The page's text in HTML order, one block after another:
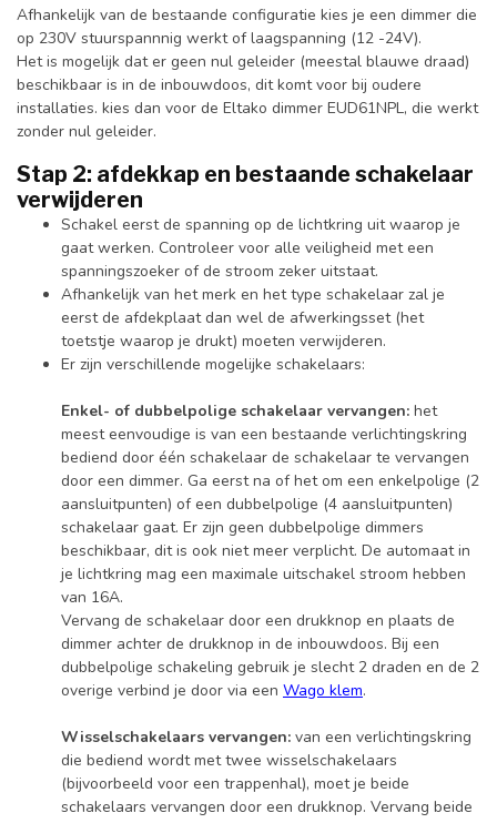
Afhankelijk van de bestaande configuratie kies je een dimmer die
op 230V stuurspannnig werkt of laagspanning (12 -24V).
Het is mogelijk dat er geen nul geleider (meestal blauwe draad)
beschikbaar is in de inbouwdoos, dit komt voor bij oudere
installaties. kies dan voor de Eltako dimmer EUD61NPL, die werkt
zonder nul geleider.
Stap 2: afdekkap en bestaande schakelaar
verwijderen
Schakel eerst de spanning op de lichtkring uit waarop je
gaat werken. Controleer voor alle veiligheid met een
spanningszoeker of de stroom zeker uitstaat.
Afhankelijk van het merk en het type schakelaar zal je
eerst de afdekplaat dan wel de afwerkingsset (het
toetstje waarop je drukt) moeten verwijderen.
Er zijn verschillende mogelijke schakelaars:
Enkel- of dubbelpolige schakelaar vervangen: het
meest eenvoudige is van een bestaande verlichtingskring
bediend door één schakelaar de schakelaar te vervangen
door een dimmer. Ga eerst na of het om een enkelpolige (2
aansluitpunten) of een dubbelpolige (4 aansluitpunten)
schakelaar gaat. Er zijn geen dubbelpolige dimmers
beschikbaar, dit is ook niet meer verplicht. De automaat in
je lichtkring mag een maximale uitschakel stroom hebben
van 16A.
Vervang de schakelaar door een drukknop en plaats de
dimmer achter de drukknop in de inbouwdoos. Bij een
dubbelpolige schakeling gebruik je slecht 2 draden en de 2
overige verbind je door via een Wago klem.
Wisselschakelaars vervangen: van een verlichtingskring
die bediend wordt met twee wisselschakelaars
(bijvoorbeeld voor een trappenhal), moet je beide
schakelaars vervangen door een drukknop. Vervang beide